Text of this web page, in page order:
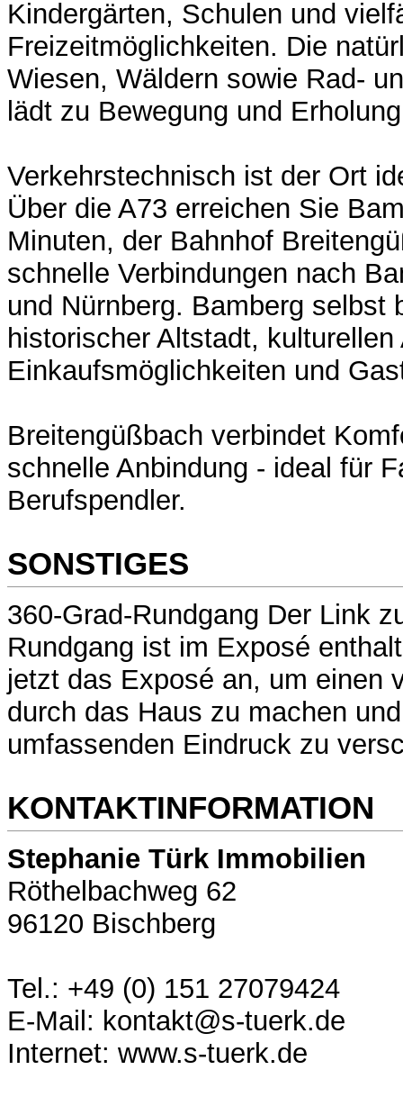
Kindergärten, Schulen und
Freizeitmöglichkeiten. Die
Wiesen, Wäldern sowie Rad-
lädt zu Bewegung und
Verkehrstechnisch ist der Ort
Über die A73 erreichen Sie
Minuten, der Bahnhof
schnelle Verbindungen nach
und Nürnberg. Bamberg selbst
historischer Altstadt, kulturellen
Einkaufsmöglichkeiten und
Breitengüßbach verbindet
schnelle Anbindung - ideal für
Berufspendler.
SONSTIGES
360-Grad-Rundgang Der Link
Rundgang ist im Exposé
jetzt das Exposé an, um einen
durch das Haus zu machen
umfassenden Eindruck zu
KONTAKTINFORMATION
Stephanie Türk Immobilien
Röthelbachweg 62
96120 Bischberg
Tel.: +49 (0) 151 27079424
E-Mail: kontakt@s-tuerk.de
Internet: www.s-tuerk.de